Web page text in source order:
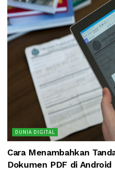
DUNIA DIGITAL
Cara Menambahkan
Dokumen PDF di Android